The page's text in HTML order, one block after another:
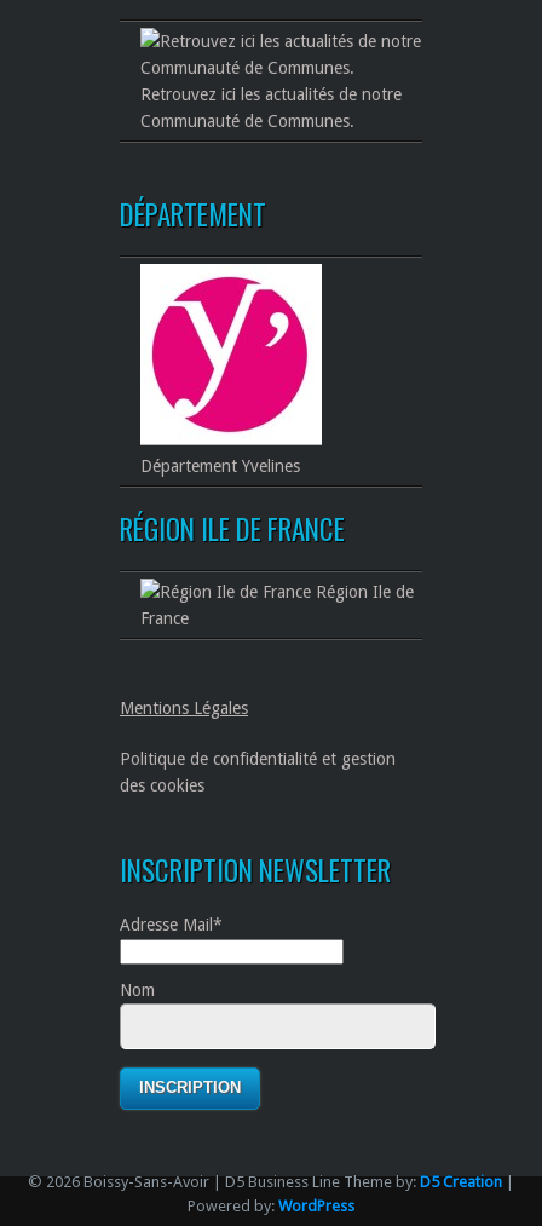
Retrouvez ici les actualités de notre
Communauté de Communes.
DÉPARTEMENT
Département Yvelines
RÉGION ILE DE FRANCE
Région Ile de
France
Mentions Légales
Politique de confidentialité et gestion
des cookies
INSCRIPTION NEWSLETTER
Adresse Mail*
Nom
© 2026 Boissy-Sans-Avoir | D5 Business Line Theme by:D5 Creation|
Powered by: WordPress